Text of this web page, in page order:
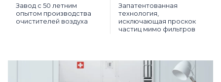
Завод с 50 летним
опытом производства
очистителей воздуха
Запатентованная
технология,
исключающая проскок
частиц мимо фильтров